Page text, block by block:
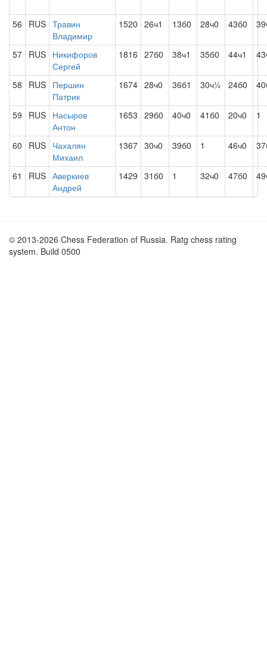
56 RUS Травин
Владимир
1520 26ч1 13б0 28ч0 43б0
57 RUS Никифоров
Сергей
1816 27б0 38ч1 35б0 44ч1
58 RUS Першин
Патрик
1674 28ч0 36б1 30ч½ 24б0
59 RUS Насыров
Антон
1653 29б0 40ч0 41б0 20ч0 1
60 RUS Чахалян
Михаил
1367 30ч0 39б0 1 46ч0
61 RUS Аверкиев
Андрей
1429 31б0 1 32ч0 47б0
© 2013-2026 Chess Federation of Russia. Ratg chess rating
system. Build 0500